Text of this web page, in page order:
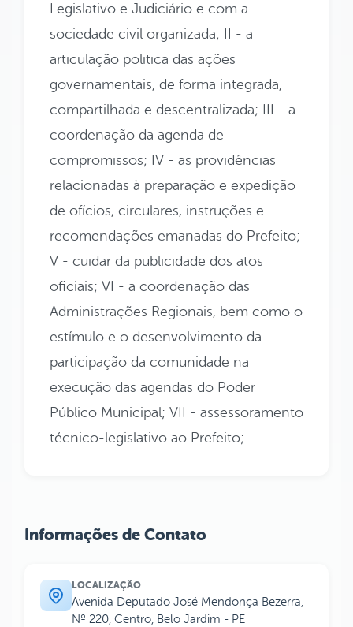
Legislativo e Judiciário e com a
sociedade civil organizada; II - a
articulação politica das ações
governamentais, de forma integrada,
compartilhada e descentralizada; III - a
coordenação da agenda de
compromissos; IV - as providências
relacionadas à preparação e expedição
de ofícios, circulares, instruções e
recomendações emanadas do Prefeito;
V - cuidar da publicidade dos atos
oficiais; VI - a coordenação das
Administrações Regionais, bem como o
estímulo e o desenvolvimento da
participação da comunidade na
execução das agendas do Poder
Público Municipal; VII - assessoramento
técnico-legislativo ao Prefeito;
Informações de Contato
LOCALIZAÇÃO
Avenida Deputado José Mendonça Bezerra,
Nº 220, Centro, Belo Jardim - PE